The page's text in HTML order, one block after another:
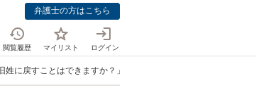
弁護士の方はこちら
閲覧履歴 マイリスト ログイン
に戻すことはできますか？」